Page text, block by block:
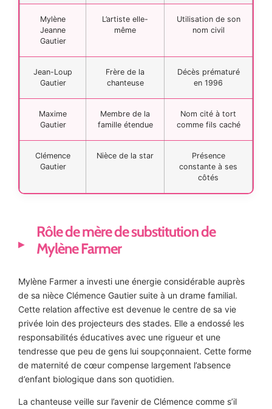
Mylène
Jeanne
Gautier
L’artiste elle-
même
Utilisation de son
nom civil
Jean-Loup
Gautier
Frère de la
chanteuse
Décès prématuré
en 1996
Maxime
Gautier
Membre de la
famille étendue
Nom cité à tort
comme fils caché
Clémence
Gautier
Nièce de la star
Présence
constante à ses
côtés
Rôle de mère de substitution de
Mylène Farmer
Mylène Farmer a investi une énergie considérable auprès
de sa nièce Clémence Gautier suite à un drame familial.
Cette relation affective est devenue le centre de sa vie
privée loin des projecteurs des stades. Elle a endossé les
responsabilités éducatives avec une rigueur et une
tendresse que peu de gens lui soupçonnaient. Cette forme
de maternité de cœur compense largement l’absence
d’enfant biologique dans son quotidien.
La chanteuse veille sur l’avenir de Clémence comme s’il